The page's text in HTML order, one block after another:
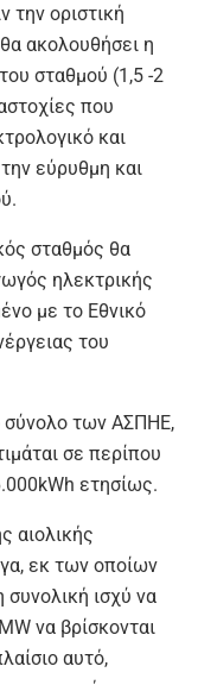
την οριστική
ακολουθήσει η
σταθμού (1,5 -2
που
και
εύρυθμη και
σταθμός θα
ηλεκτρικής
με το Εθνικό
του
σύνολο των ΑΣΠΗΕ,
σε περίπου
ετησίως.
αιολικής
εκ των οποίων
συνολική ισχύ να
να βρίσκονται
αυτό,